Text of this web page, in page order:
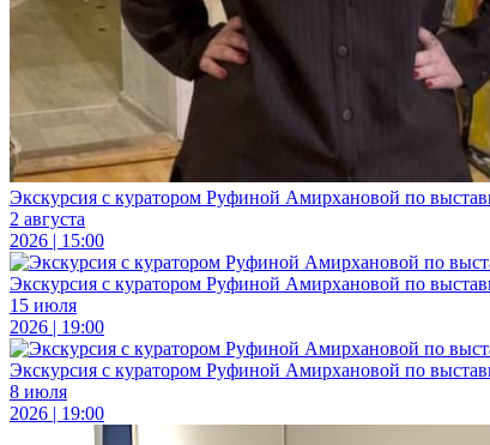
Экскурсия с куратором Руфиной Амирхановой по
2 августа
2026 | 15:00
Экскурсия с куратором Руфиной Амирхановой по
15 июля
2026 | 19:00
Экскурсия с куратором Руфиной Амирхановой по
8 июля
2026 | 19:00